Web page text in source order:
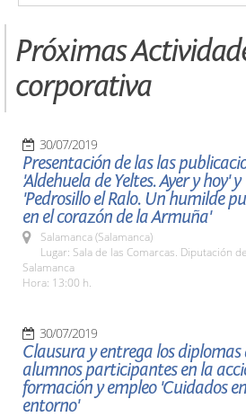
Próximas
corporativa
30/07/2019
Presentación de las las
'Aldehuela de Yeltes. Ayer y hoy' y
'Pedrosillo el Ralo. Un humilde
en el corazón de la Armuña'
Salamanca (Salamanca)
Lugar: Sala de las Comarcas. Diputación de
Salamanca
Hora: 13:00 h.
30/07/2019
Clausura y entrega los diplomas
alumnos participantes en la
formación y empleo 'Cuidados
entorno'